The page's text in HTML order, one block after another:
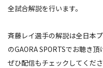
全試合解説を行います。
斉藤レイ選手の解説は全日本
のGAORA SPORTSでお聴き頂
ぜひ配信もチェックしてくださ